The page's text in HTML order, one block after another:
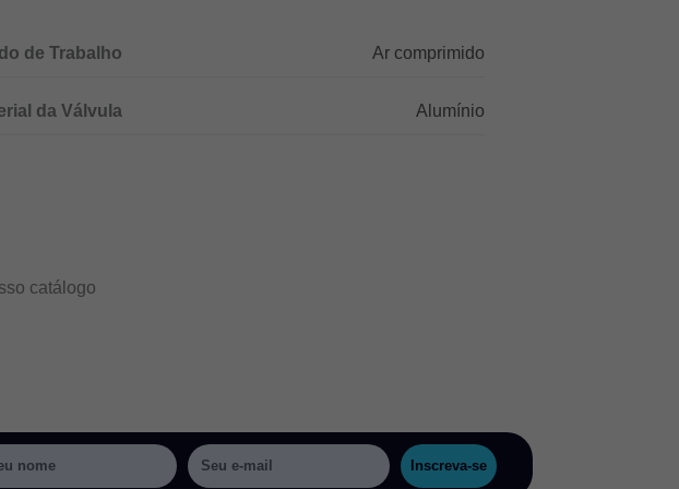
de Trabalho Ar comprimido
da Válvula Alumínio
catálogo
Inscreva-se